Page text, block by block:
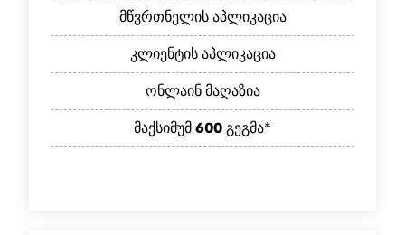
მწვრთნელის აპლიკაცია
კლიენტის აპლიკაცია
ონლაინ მაღაზია
მაქსიმუმ 600 გეგმა*